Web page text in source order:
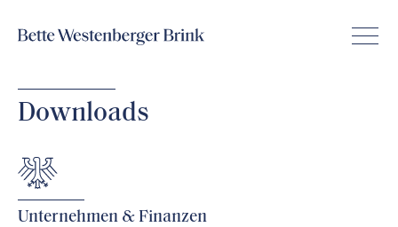
Downloads
Unternehmen & Finanzen